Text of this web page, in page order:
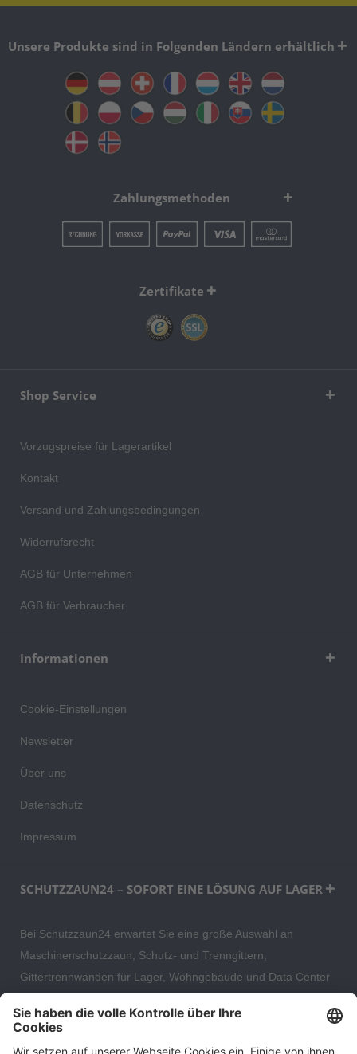
Unsere Produkte sind in Folgenden Ländern erhältlich
Zahlungsmethoden
Zertifikate
Shop Service
Vorzugspreise für Lagerartikel
Kontakt
Versand und Zahlungsbedingungen
Widerrufsrecht
AGB für Unternehmen
AGB für Verbraucher
Informationen
Cookie-Einstellungen
Newsletter
Über uns
Datenschutz
Impressum
SCHUTZZAUN24 – SOFORT EINE LÖSUNG AUF LAGER
Bei Schutzzaun24 erwartet Sie eine große Auswahl an
Maschinenschutzzaun, Schutz- und Trenngittern,
Gittertrennwänden für Lager, Wohngebäude und Data Center
hochwertige Gartenzäune und Zaunsysteme für die sichere